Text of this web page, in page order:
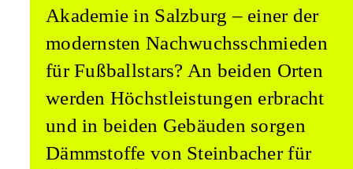
Akademie in Salzburg – einer der
modernsten Nachwuchsschmieden
für Fußballstars? An beiden Orten
werden Höchstleistungen erbracht
und in beiden Gebäuden sorgen
Dämmstoffe von Steinbacher für